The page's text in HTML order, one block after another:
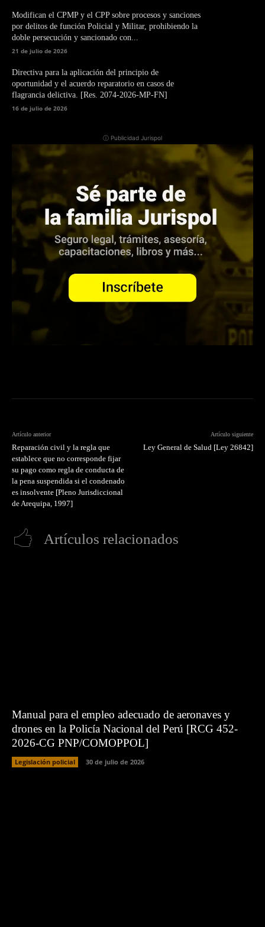
Modifican el CPMP y el CPP sobre procesos y sanciones
por delitos de función Policial y Militar, prohibiendo la
doble persecución y sancionado con...
21 de julio de 2026
Directiva para la aplicación del principio de
oportunidad y el acuerdo reparatorio en casos de
flagrancia delictiva. [Res. 2074-2026-MP-FN]
16 de julio de 2026
ⓘ Publicidad Jurispol
Artículo anterior
Reparación civil y la regla que
establece que no corresponde fijar
su pago como regla de conducta de
la pena suspendida si el condenado
es insolvente [Pleno Jurisdiccional
de Arequipa, 1997]
Artículo siguiente
Ley General de Salud [Ley 26842]
Artículos relacionados
Manual para el empleo adecuado de aeronaves y
drones en la Policía Nacional del Perú [RCG 452-
2026-CG PNP/COMOPPOL]
Legislación policial 30 de julio de 2026